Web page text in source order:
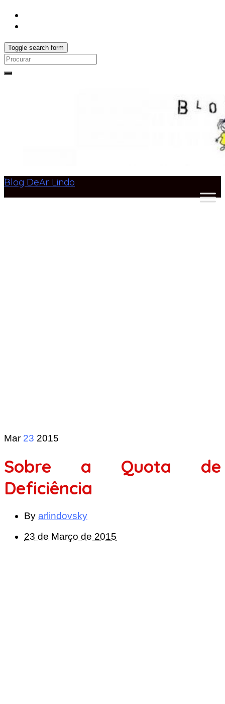
Toggle search form
Search
Blog DeAr Lindo
Mar 23 2015
Sobre a Quota de
Deficiência
By arlindovsky
23 de Março de 2015